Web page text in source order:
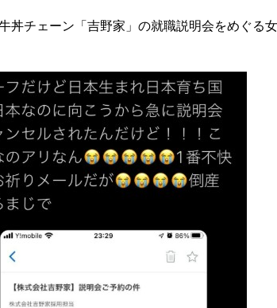
丼チェーン「吉野家」の就職説明会をめぐる